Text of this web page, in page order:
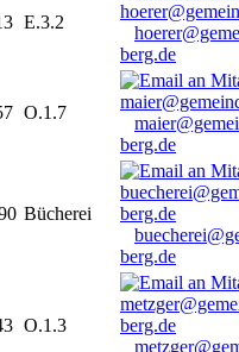
E.3.2
berg.de
O.1.7
berg.de
Bücherei
berg.de
O.1.3